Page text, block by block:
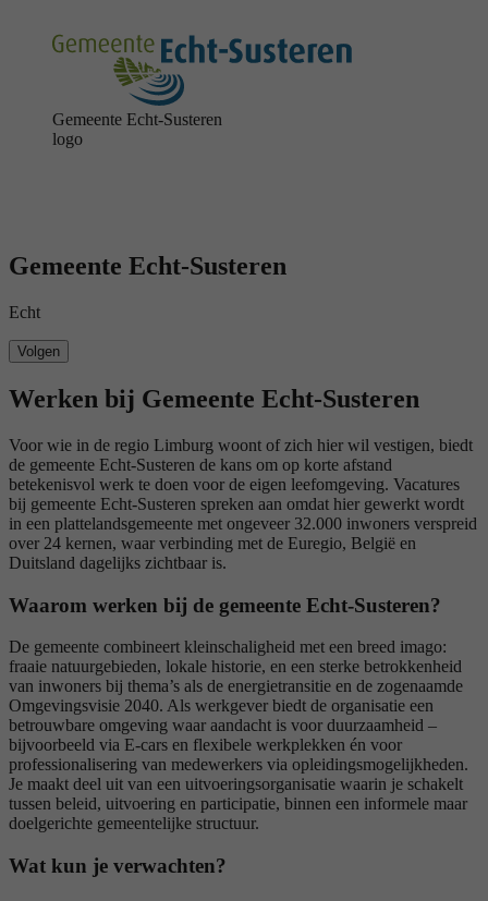
Gemeente Echt-Susteren
logo
Gemeente Echt-Susteren
Echt
Volgen
Werken bij Gemeente Echt-Susteren
Voor wie in de regio Limburg woont of zich hier wil vestigen, biedt
de gemeente Echt‑Susteren de kans om op korte afstand
betekenisvol werk te doen voor de eigen leefomgeving. Vacatures
bij gemeente Echt‑Susteren spreken aan omdat hier gewerkt wordt
in een plattelandsgemeente met ongeveer 32.000 inwoners verspreid
over 24 kernen, waar verbinding met de Euregio, België en
Duitsland dagelijks zichtbaar is.
Waarom werken bij de gemeente Echt‑Susteren?
De gemeente combineert kleinschaligheid met een breed imago:
fraaie natuurgebieden, lokale historie, en een sterke betrokkenheid
van inwoners bij thema’s als de energietransitie en de zogenaamde
Omgevingsvisie 2040. Als werkgever biedt de organisatie een
betrouwbare omgeving waar aandacht is voor duurzaamheid –
bijvoorbeeld via E‑cars en flexibele werkplekken én voor
professionalisering van medewerkers via opleidingsmogelijkheden.
Je maakt deel uit van een uitvoeringsorganisatie waarin je schakelt
tussen beleid, uitvoering en participatie, binnen een informele maar
doelgerichte gemeentelijke structuur.
Wat kun je verwachten?